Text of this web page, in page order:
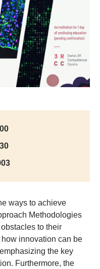
ways to achieve
Methodologies
to their
innovation can be
the key
Furthermore, the